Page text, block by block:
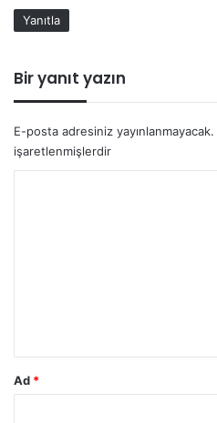
i
:
Yanıtla
Bir yanıt yazın
E-posta adresiniz yayınlanmayacak.
işaretlenmişlerdir
Ad *